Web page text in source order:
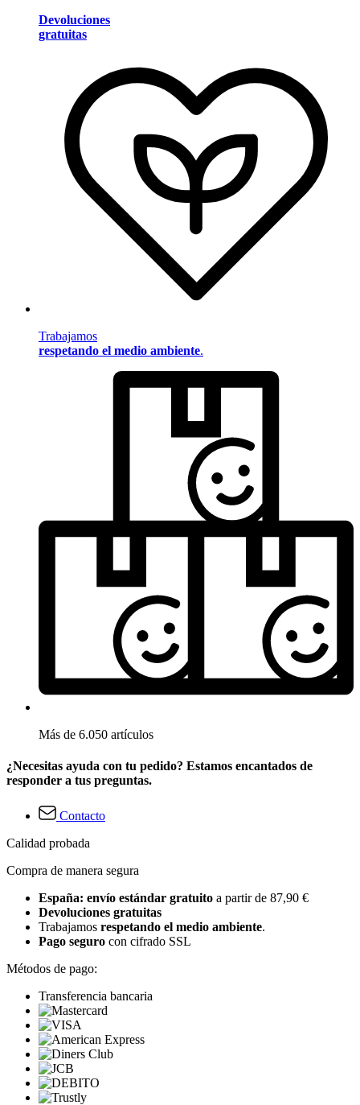
Devoluciones
gratuitas
Trabajamos
respetando el medio ambiente.
Más de 6.050 artículos
¿Necesitas ayuda con tu pedido? Estamos encantados de
responder a tus preguntas.
Contacto
Calidad probada
Compra de manera segura
España: envío estándar gratuito a partir de 87,90 €
Devoluciones gratuitas
Trabajamos respetando el medio ambiente.
Pago seguro con cifrado SSL
Métodos de pago:
Transferencia bancaria